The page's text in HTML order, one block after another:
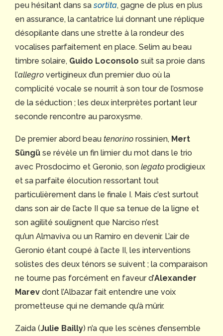
peu hésitant dans sasortita, gagne de plus en plus
en assurance, la cantatrice lui donnant une réplique
désopilante dans une strette à la rondeur des
vocalises parfaitement en place. Selim au beau
timbre solaire, Guido Loconsolo suit sa proie dans
l’allegro vertigineux d’un premier duo où la
complicité vocale se nourrit à son tour de l’osmose
de la séduction ; les deux interprètes portant leur
seconde rencontre au paroxysme.
De premier abord beau tenorino rossinien, Mert
Süngü se révèle un fin limier du mot dans le trio
avec Prosdocimo et Geronio, son legato prodigieux
et sa parfaite élocution ressortant tout
particulièrement dans le finale I. Mais c’est surtout
dans son air de l’acte II que sa tenue de la ligne et
son agilité soulignent que Narciso n’est
qu’un Almaviva ou un Ramiro en devenir. L’air de
Geronio étant coupé à l’acte II, les interventions
solistes des deux ténors se suivent ; la comparaison
ne tourne pas forcément en faveur d’Alexander
Marev dont l’Albazar fait entendre une voix
prometteuse qui ne demande qu’à mûrir.
Zaida (Julie Bailly) n’a que les scènes d’ensemble